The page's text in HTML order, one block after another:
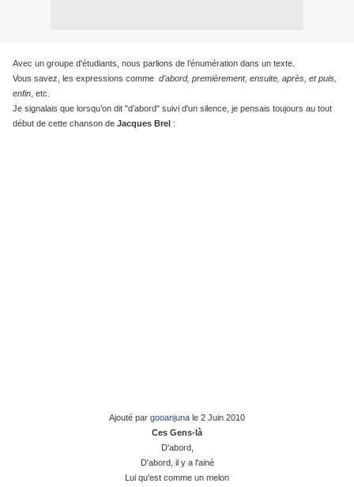
Avec un groupe d'étudiants, nous parlions de l’énumération dans un texte.
Vous savez, les expressions comme d’abord, premièrement, ensuite, après, et puis,
enfin , etc.
Je signalais que lorsqu’on dit "d’abord" suivi d'un silence, je pensais toujours au tout
début de cette chanson de Jacques Brel :
Ajouté par gooanjuna le 2 Juin 2010
Ces Gens-là
D'abord,
D'abord, il y a l'ainé
Lui qu'est comme un melon